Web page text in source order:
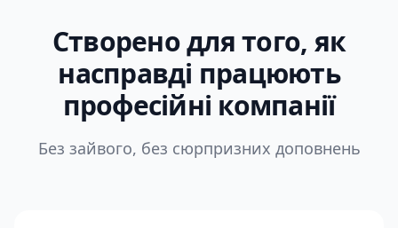
Створено для того, як
насправді працюють
професійні компанії
Без зайвого, без сюрпризних доповнень